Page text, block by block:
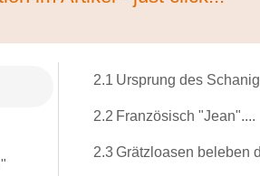
2.1 Ursprung des
2.2 Französisch "Jean"....
2.3Grätzloasen beleben